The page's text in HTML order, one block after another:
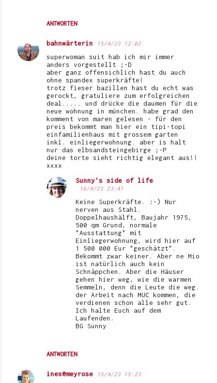
ANTWORTEN
bahnwärterin 15/4/23 12:02
superwoman suit hab ich mir immer
anders vorgestellt ;-D
aber ganz offensichlich hast du auch
ohne spandex superkräfte!
trotz fieser bazillen hast du echt was
gerockt, gratuliere zum erfolgreichen
deal..... und drücke die daumen für die
neue wohnung in münchen. habe grad den
komment von maren gelesen - für den
preis bekommt man hier ein tipi-topi
einfamilienhaus mit grossem garten
inkl. einliegerwohnung. aber is halt
nur das elbsandsteingebirge ;-P
deine torte sieht richtig elegant aus!!
xxxx
ANTWORTEN
Sunny's side of life
16/4/23 23:41
Keine Superkräfte. :-) Nur
nerven aus Stahl.
Doppelhaushälft, Baujahr 1975,
500 qm Grund, normale
"Ausstattung" mit
Einliegerwohnung, wird hier auf
1 500 000 Eur "geschätzt".
Bekommt zwar keiner. Aber ne Mio
ist natürlich auch kein
Schnäppchen. Aber die Häuser
gehen hier weg, wie die warmen
Semmeln, denn die Leute die weg.
der Arbeit nach MUC kommen, die
verdienen schon alle sehr gut.
Ich halte Euch auf dem
Laufenden.
BG Sunny
ines@meyrose 15/4/23 15:23